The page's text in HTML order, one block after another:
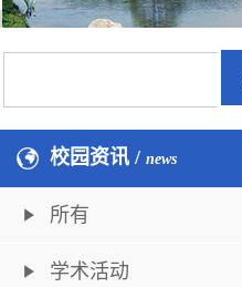
校园资讯 / news
所有
学术活动